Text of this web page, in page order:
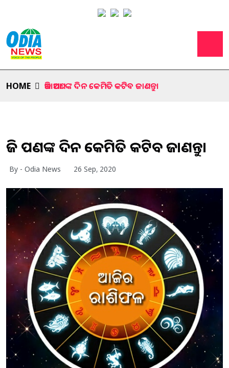
HOME ଆଜି ଆପଣଙ୍କ ଦିନ କେମିତି କଟିବ ଜାଣନ୍ତୁ।
ଆଜି ଆପଣଙ୍କ ଦିନ କେମିତି କଟିବ ଜାଣନ୍ତୁ।
By - Odia News 26 Sep, 2020